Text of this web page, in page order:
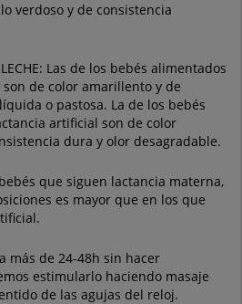
verdoso y de consistencia
LECHE: Las de los bebés alimentados
de color amarillento y de
o pastosa. La de los bebés
artificial son de color
dura y olor desagradable.
que siguen lactancia materna,
es mayor que en los que
más de 24-48h sin hacer
estimularlo haciendo masaje
de las agujas del reloj.